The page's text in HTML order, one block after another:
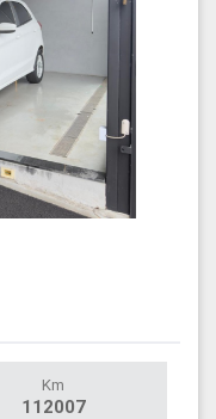
Km
112007